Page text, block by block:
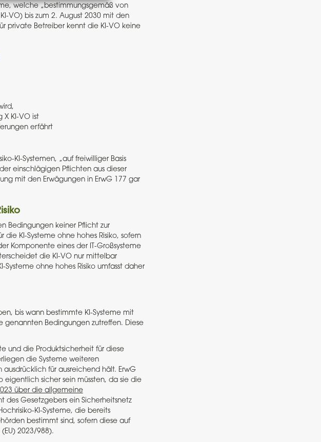
welche „bestimmungsgemäß von
VO) bis zum 2. August 2030 mit den
private Betreiber kennt die KI-VO keine
X KI-VO ist
erfährt
KI-Systemen, „auf freiwilliger Basis
einschlägigen Pflichten aus dieser
mit den Erwägungen in ErwG 177 gar
Bedingungen keiner Pflicht zur
KI-Systeme ohne hohes Risiko, sofern
Komponente eines der IT-Großsysteme
die KI-VO nur mittelbar
ohne hohes Risiko umfasst daher
bis wann bestimmte KI-Systeme mit
genannten Bedingungen zutreffen. Diese
und die Produktsicherheit für diese
die Systeme weiteren
für ausreichend hält. ErwG
eigentlich sicher sein müssten, da sie die
über die allgemeine
des Gesetzgebers ein Sicherheitsnetz
KI-Systeme, die bereits
bestimmt sind, sofern diese auf
2023/988).